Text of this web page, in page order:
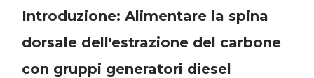
Introduzione: Alimentare la spina
dorsale dell'estrazione del carbone
con gruppi generatori diesel